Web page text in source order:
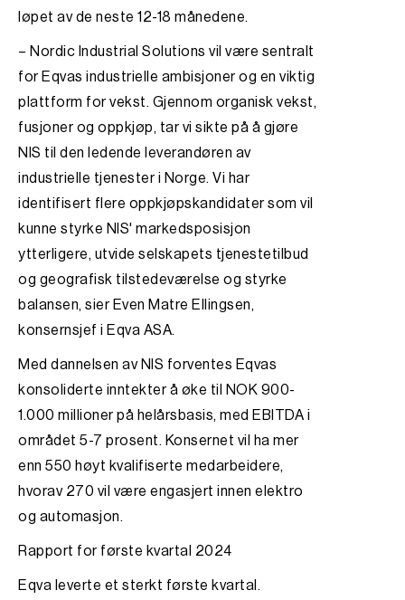
løpet av de neste 12-18 månedene.
– Nordic Industrial Solutions vil være sentralt
for Eqvas industrielle ambisjoner og en viktig
plattform for vekst. Gjennom organisk vekst,
fusjoner og oppkjøp, tar vi sikte på å gjøre
NIS til den ledende leverandøren av
industrielle tjenester i Norge. Vi har
identifisert flere oppkjøpskandidater som vil
kunne styrke NIS' markedsposisjon
ytterligere, utvide selskapets tjenestetilbud
og geografisk tilstedeværelse og styrke
balansen, sier Even Matre Ellingsen,
konsernsjef i Eqva ASA.
Med dannelsen av NIS forventes Eqvas
konsoliderte inntekter å øke til NOK 900-
1.000 millioner på helårsbasis, med EBITDA i
området 5-7 prosent. Konsernet vil ha mer
enn 550 høyt kvalifiserte medarbeidere,
hvorav 270 vil være engasjert innen elektro
og automasjon.
Rapport for første kvartal 2024
Eqva leverte et sterkt første kvartal.